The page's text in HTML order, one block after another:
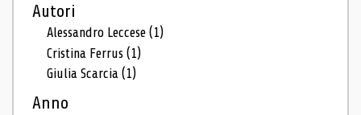
Autori
Alessandro Leccese(1)
Cristina Ferrus(1)
Giulia Scarcia(1)
Anno